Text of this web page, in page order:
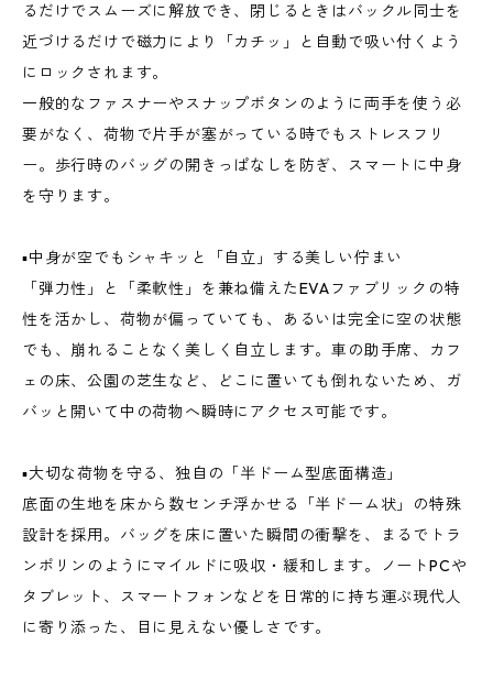
るだけでスムーズに解放でき、閉じるときはバックル同士を
近づけるだけで磁力により「カチッ」と自動で吸い付くよう
にロックされます。
一般的なファスナーやスナップボタンのように両手を使う必
要がなく、荷物で片手が塞がっている時でもストレスフリ
ー。歩行時のバッグの開きっぱなしを防ぎ、スマートに中身
を守ります。
▪️中身が空でもシャキッと「自立」する美しい佇まい
「弾力性」と「柔軟性」を兼ね備えたEVAファブリックの特
性を活かし、荷物が偏っていても、あるいは完全に空の状態
でも、崩れることなく美しく自立します。車の助手席、カフ
ェの床、公園の芝生など、どこに置いても倒れないため、ガ
バッと開いて中の荷物へ瞬時にアクセス可能です。
▪️大切な荷物を守る、独自の「半ドーム型底面構造」
底面の生地を床から数センチ浮かせる「半ドーム状」の特殊
設計を採用。バッグを床に置いた瞬間の衝撃を、まるでトラ
ンポリンのようにマイルドに吸収・緩和します。ノートPCや
タブレット、スマートフォンなどを日常的に持ち運ぶ現代人
に寄り添った、目に見えない優しさです。